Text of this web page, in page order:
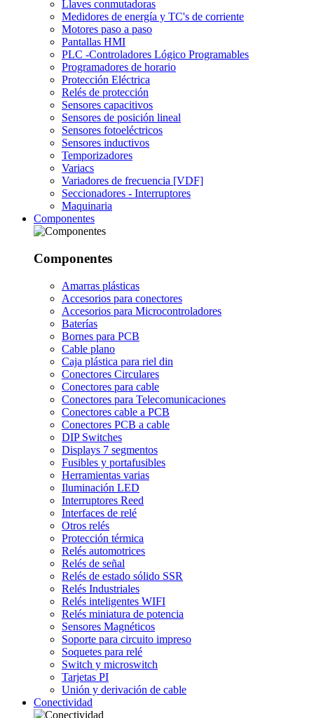
Llaves conmutadoras
Medidores de energía y TC's de corriente
Motores paso a paso
Pantallas HMI
PLC -Controladores Lógico Programables
Programadores de horario
Protección Eléctrica
Relés de protección
Sensores capacitivos
Sensores de posición lineal
Sensores fotoeléctricos
Sensores inductivos
Temporizadores
Variacs
Variadores de frecuencia [VDF]
Seccionadores - Interruptores
Maquinaria
Componentes
Componentes
Amarras plásticas
Accesorios para conectores
Accesorios para Microcontroladores
Baterías
Bornes para PCB
Cable plano
Caja plástica para riel din
Conectores Circulares
Conectores para cable
Conectores para Telecomunicaciones
Conectores cable a PCB
Conectores PCB a cable
DIP Switches
Displays 7 segmentos
Fusibles y portafusibles
Herramientas varias
Iluminación LED
Interruptores Reed
Interfaces de relé
Otros relés
Protección térmica
Relés automotrices
Relés de señal
Relés de estado sólido SSR
Relés Industriales
Relés inteligentes WIFI
Relés miniatura de potencia
Sensores Magnéticos
Soporte para circuito impreso
Soquetes para relé
Switch y microswitch
Tarjetas PI
Unión y derivación de cable
Conectividad